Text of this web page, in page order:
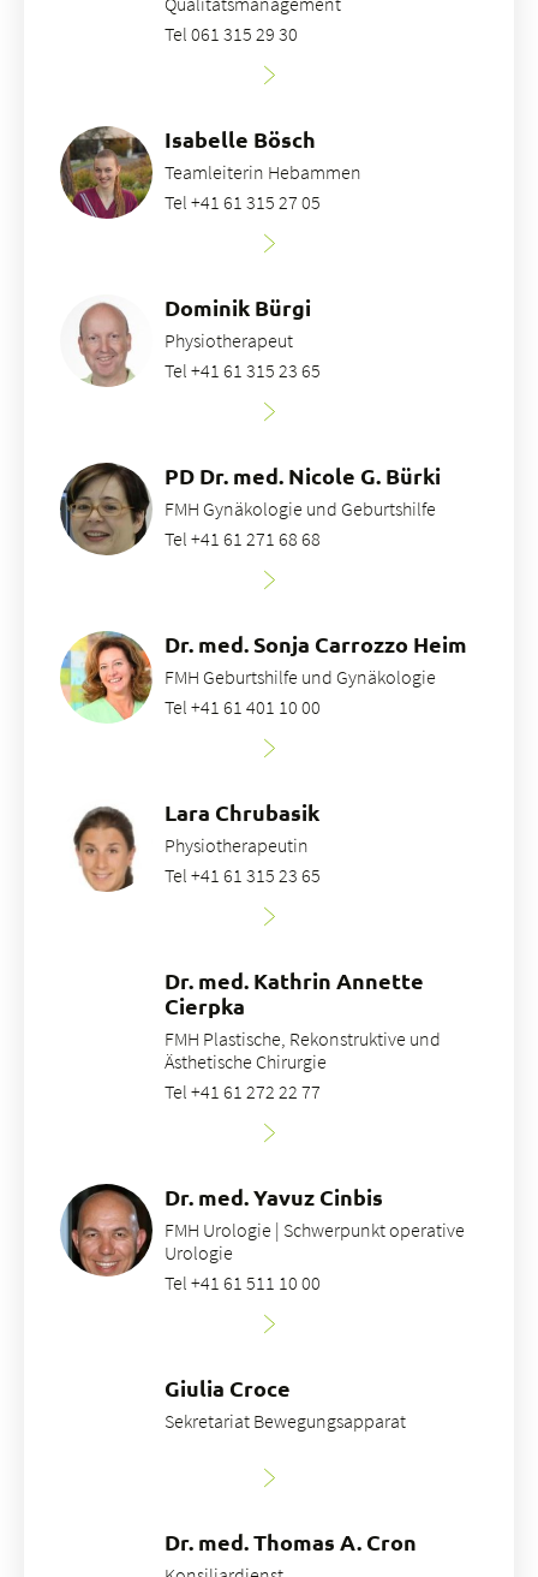
Tel 061 315 29 30
Isabelle Bösch
Teamleiterin Hebammen
Tel +41 61 315 27 05
Dominik Bürgi
Physiotherapeut
Tel +41 61 315 23 65
PD Dr. med. Nicole G. Bürki
FMH Gynäkologie und Geburtshilfe
Tel +41 61 271 68 68
Dr. med. Sonja Carrozzo Heim
FMH Geburtshilfe und Gynäkologie
Tel +41 61 401 10 00
Lara Chrubasik
Physiotherapeutin
Tel +41 61 315 23 65
Dr. med. Kathrin Annette
Cierpka
FMH Plastische, Rekonstruktive und
Ästhetische Chirurgie
Tel +41 61 272 22 77
Dr. med. Yavuz Cinbis
FMH Urologie | Schwerpunkt operative
Urologie
Tel +41 61 511 10 00
Giulia Croce
Sekretariat Bewegungsapparat
Dr. med. Thomas A. Cron